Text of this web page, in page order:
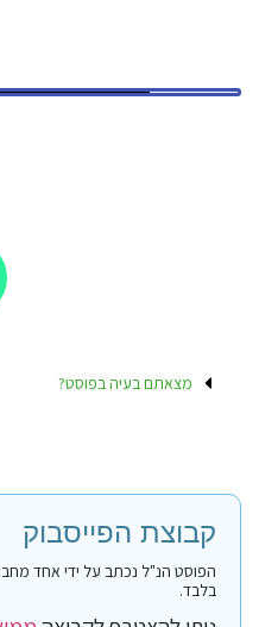
מצאתם בעיה בפוסט?
קבוצת הפייסבוק
בלבד.